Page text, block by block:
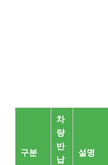
구분
차
량
반
납
설명